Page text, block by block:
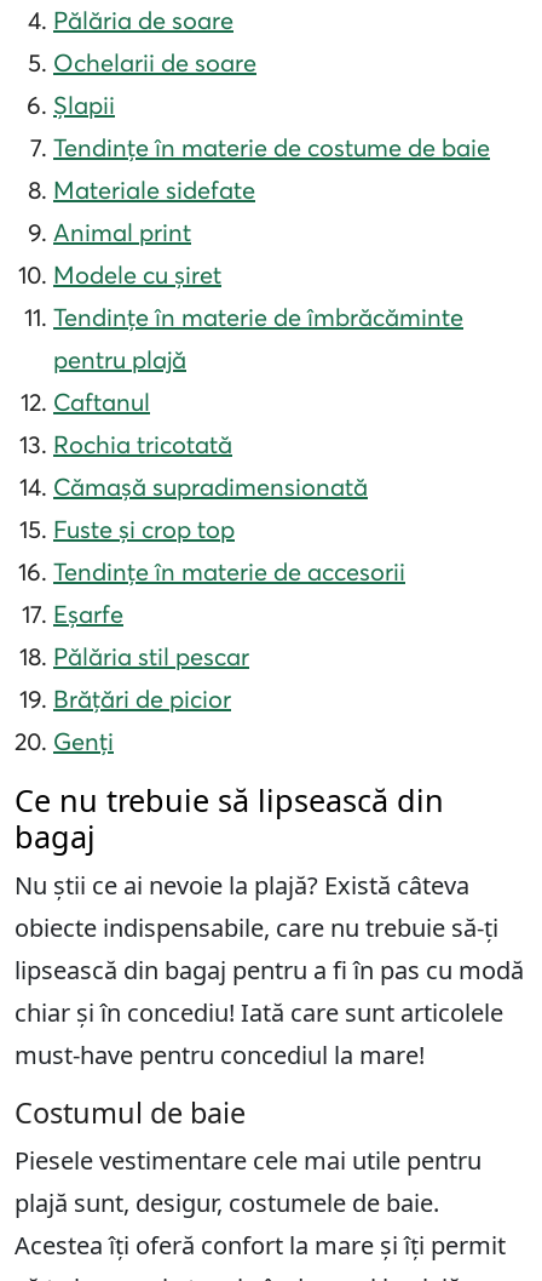
Pălăria de soare
Ochelarii de soare
Șlapii
Tendințe în materie de costume de baie
Materiale sidefate
Animal print
Modele cu șiret
Tendințe în materie de îmbrăcăminte
pentru plajă
Caftanul
Rochia tricotată
Cămașă supradimensionată
Fuste și crop top
Tendințe în materie de accesorii
Eșarfe
Pălăria stil pescar
Brățări de picior
Genți
Ce nu trebuie să lipsească din
bagaj
Nu știi ce ai nevoie la plajă? Există câteva
obiecte indispensabile, care nu trebuie să-ți
lipsească din bagaj pentru a fi în pas cu modă
chiar și în concediu! Iată care sunt articolele
must-have pentru concediul la mare!
Costumul de baie
Piesele vestimentare cele mai utile pentru
plajă sunt, desigur, costumele de baie.
Acestea îți oferă confort la mare și îți permit